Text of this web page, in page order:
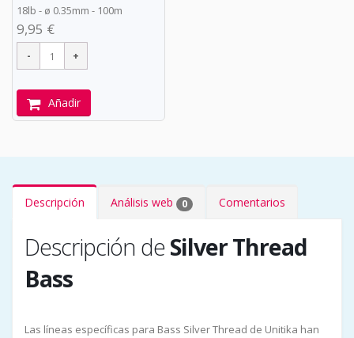
18lb - ø 0.35mm - 100m
9,95 €
Añadir
Descripción Análisis web 0 Comentarios
Descripción deSilver Thread
Bass
Las líneas específicas para Bass Silver Thread de Unitika han